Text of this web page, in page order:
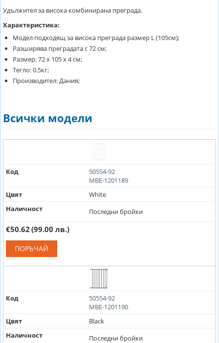
Удължител за висока комбинирана преграда.
Характеристика:
Модел подходящ за висока преграда размер L (105см);
Разширява преградата с 72 см;
Размер: 72 х 105 х 4 см;
Тегло: 0.5кг;
Производител: Дания;
Всички модели
Код
50554-92
MBE-1201189
Цвят
White
Наличност
Последни бройки
€50.62 (99.00 лв.)
ПОРЪЧАЙ
Код
50554-92
MBE-1201190
Цвят
Black
Наличност
Последни бройки